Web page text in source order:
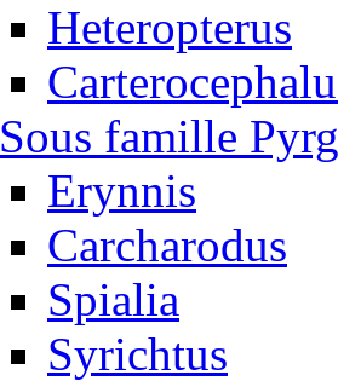
Heteropterus
Sous famille
Erynnis
Carcharodus
Spialia
Syrichtus